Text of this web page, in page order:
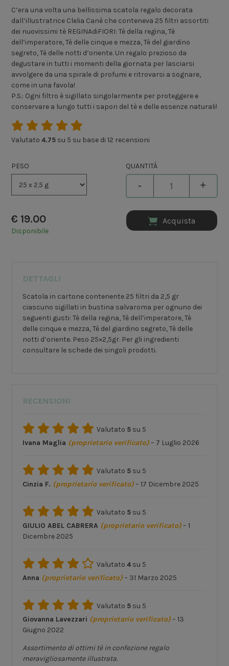
C’era una volta una bellissima scatola regalo decorata
dall’illustratrice Clelia Canè che conteneva 25 filtri assortiti
dei nuovissimi tè REGINAdiFIORI: Tè della regina, Tè
dell’imperatore, Tè delle cinque e mezza, Tè del giardino
segreto, Tè delle notti d’oriente. Un regalo prezioso da
degustare in tutti i momenti della giornata per lasciarsi
avvolgere da una spirale di profumi e ritrovarsi a sognare,
come in una favola!
P.S.: Ogni filtro è sigillato singolarmente per proteggere e
conservare a lungo tutti i sapori del tè e delle essenze naturali!
Valutato4.75 su 5 su base di12 recensioni
PESO
€ 19.00
Disponibile
QUANTITÀ
- +
Acquista
DETTAGLI
Scatola in cartone contenente 25 filtri da 2,5 gr
ciascuno sigillati in bustina salvaroma per ognuno dei
seguenti gusti: Tè della regina, Tè dell’imperatore, Tè
delle cinque e mezza, Tè del giardino segreto, Tè delle
notti d’oriente. Peso 25×2,5gr. Per gli ingredienti
consultare le schede dei singoli prodotti.
RECENSIONI
Valutato 5 su 5
Ivana Maglia (proprietario verificato) – 7 Luglio 2026
Valutato 5 su 5
Cinzia F. (proprietario verificato) – 17 Dicembre 2025
Valutato 5 su 5
GIULIO ABEL CABRERA (proprietario verificato) – 1
Dicembre 2025
Valutato4su 5
Anna (proprietario verificato) – 31 Marzo 2025
Valutato 5 su 5
Giovanna Lavezzari (proprietario verificato) – 13
Giugno 2022
Assortimento di ottimi tè in confezione regalo
meravigliosamente illustrata.